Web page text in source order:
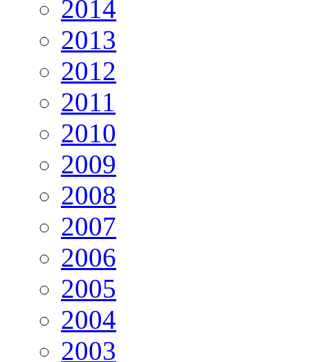
2014
2013
2012
2011
2010
2009
2008
2007
2006
2005
2004
2003